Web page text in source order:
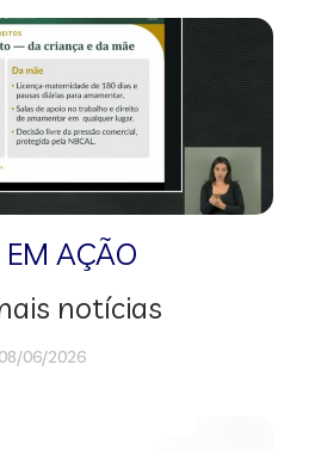
EM AÇÃO
notícias
08/06/2026